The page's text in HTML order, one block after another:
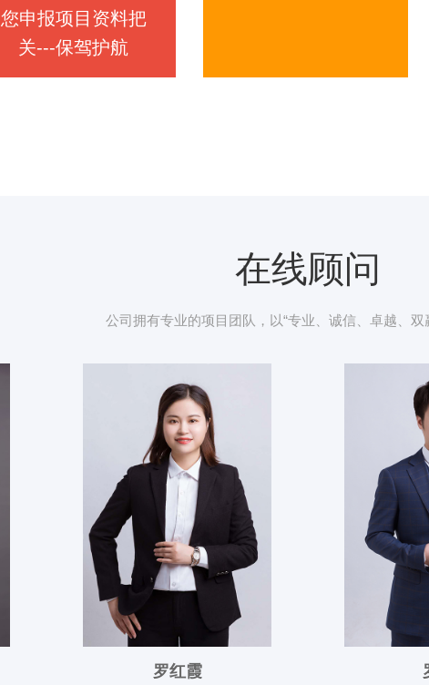
您申报项目资料把
关---保驾护航
在线顾问
公司拥有专业的项目团队，以“专业、诚信、卓越、双
罗红霞